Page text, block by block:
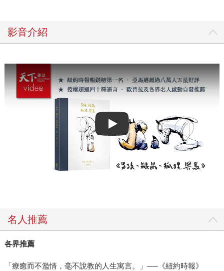
影音介紹
Play video
名人推薦
各界推薦
「療癒而不濫情，毫不說教的人生寓言。」──《紐約時報》